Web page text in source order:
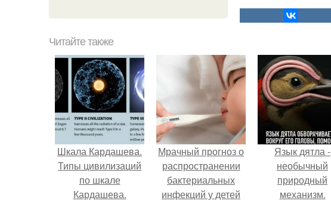
Читайте также
Шкала Кардашева.
Типы цивилизаций
по шкале
Кардашева.
Мрачный прогноз о
распространении
бактериальных
инфекций у детей
Язык дятла -
необычный
природный
механизм.